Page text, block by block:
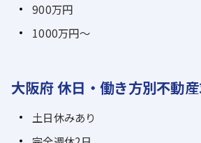
900万円
1000万円～
大阪府 休日・働き方別不動
土日休みあり